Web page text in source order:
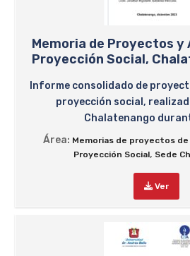
Memoria de Proyectos y
Proyección Social,
Informe consolidado de
proyección social,
Chalatenango
Área: Memorias de proyectos
Proyección Social, Sede
Ver